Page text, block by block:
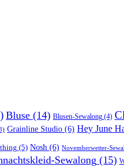
Bluse (14) Blusen-Sewalong (4)
Grainline Studio (6) Hey June
(5) Nosh (6) Novemberwetter-
Sewalong (15)